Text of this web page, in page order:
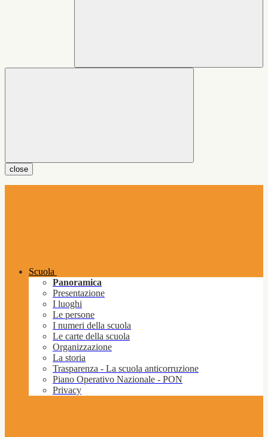
close
Scuola
Panoramica
Presentazione
I luoghi
Le persone
I numeri della scuola
Le carte della scuola
Organizzazione
La storia
Trasparenza - La scuola anticorruzione
Piano Operativo Nazionale - PON
Privacy